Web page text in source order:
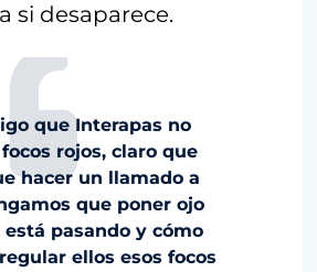
si desaparece.
que Interapas no
rojos, claro que
hacer un llamado a
que poner ojo
está pasando y cómo
ellos esos focos